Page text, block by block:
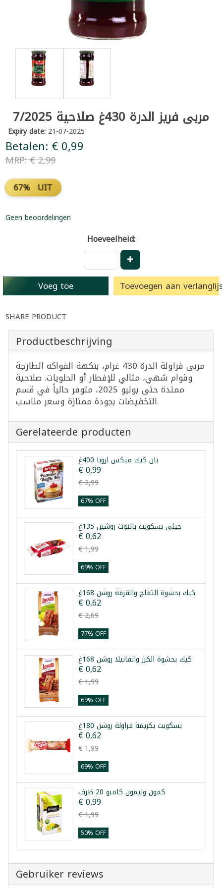
مربى فريز الدرة 430غ صلاحية 7/2025
Expiry date: 21-07-2025
Betalen: € 0,99
MRP: € 2,99
67% UIT
Geen beoordelingen
Hoeveelheid:
Voeg toe Toevoegen aan
SHARE PRODUCT
Productbeschrijving
مربى فراولة الدرة 430 غرام، بنكهة الفواكه الطازجة
وقوام شهي، مثالي للإفطار أو الحلويات. صلاحية
ممتدة حتى يوليو 2025، متوفر حالياً في قسم
التخفيضات بجودة ممتازة وسعر مناسب.
Gerelateerde producten
بان كيك ميكس اروبا 400غ
€ 0,99
€ 2,99
67% OFF
جيلي بسكويت بالتوت روشين 135غ
€ 0,62
€ 1,99
69% OFF
كيك بحشوة التفاح والقرفة روشن 168غ
€ 0,62
€ 2,69
77% OFF
كيك بحشوة الكرز والفانيلا روشن 168غ
€ 0,62
€ 1,99
69% OFF
بسكويت بكريمة فراولة روشن 180غ
€ 0,62
€ 1,99
69% OFF
كمون وليمون كامبو 20 ظرف
€ 0,99
€ 1,99
50% OFF
Gebruiker reviews